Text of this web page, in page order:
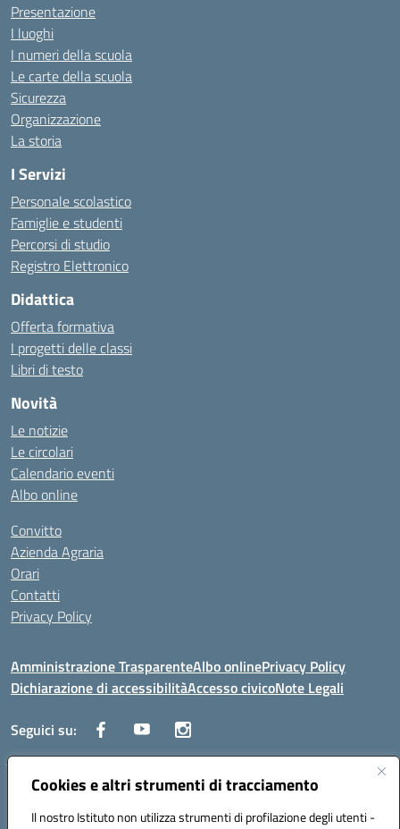
Cookies e altri strumenti di tracciamento
Il nostro Istituto non utilizza strumenti di profilazione degli utenti -
Presentazione
I luoghi
I numeri della scuola
Le carte della scuola
Sicurezza
Organizzazione
La storia
I Servizi
Personale scolastico
Famiglie e studenti
Percorsi di studio
Registro Elettronico
Didattica
Offerta formativa
I progetti delle classi
Libri di testo
Novità
Le notizie
Le circolari
Calendario eventi
Albo online
Convitto
Azienda Agraria
Orari
Contatti
Privacy Policy
Amministrazione TrasparenteAlbo onlinePrivacy Policy
Dichiarazione di accessibilitàAccesso civicoNote Legali
Seguici su:
Via dei Cappuccini, 5 - 60044 Fabriano (AN) - Tel. 0732 3373 - 0732
3573 - Mail: anis01700P@istruzione.it - PEC: